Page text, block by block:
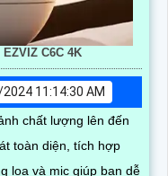
C6C 4K
11:14:30 AM
chất lượng lên đến
toàn diện, tích hợp
loa và mic giúp bạn dễ